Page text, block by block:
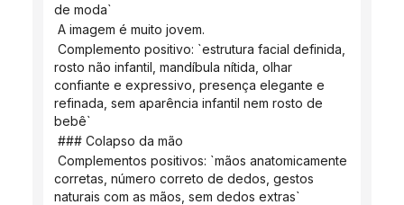
de moda`
A imagem é muito jovem.
rosto não infantil, mandíbula nítida, olhar
confiante e expressivo, presença elegante e
refinada, sem aparência infantil nem rosto de
bebê`
### Colapso da mão
corretas, número correto de dedos, gestos
naturais com as mãos, sem dedos extras`